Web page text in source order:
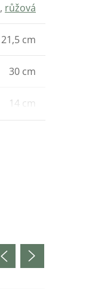
, růžová
21,5 cm
30 cm
14 cm